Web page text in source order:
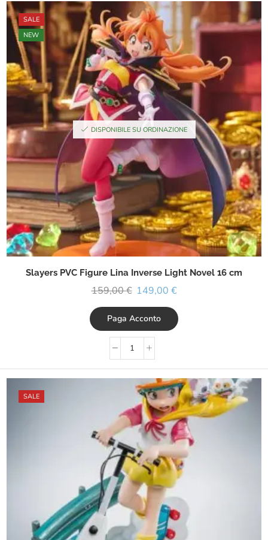
SALE
NEW
DISPONIBILE SU ORDINAZIONE
Slayers PVC Figure Lina Inverse Light Novel 16 cm
159,00€ 149,00 €
Paga Acconto
SALE